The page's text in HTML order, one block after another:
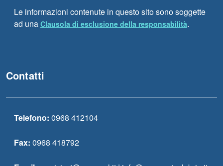
Le informazioni contenute in questo sito sono soggette
ad una Clausola di esclusione della responsabilità.
Contatti
Telefono: 0968 412104
Fax: 0968 418792